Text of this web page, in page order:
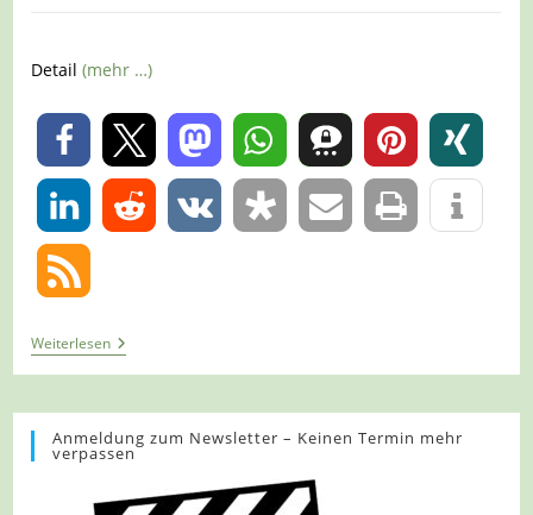
Detail(mehr …)
0
0
WeiterlesenTour
1197
–
–
STOAG
Trassenspaziergang
Anmeldung zum Newsletter – Keinen Termin mehr
verpassen